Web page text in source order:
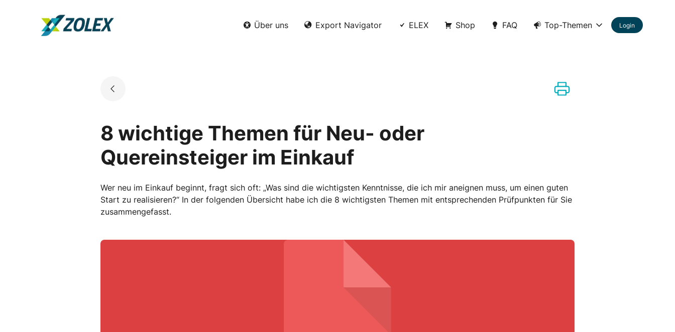
Go to landing page.
Über uns Export Navigator ELEX Shop FAQ Top-Themen Login
8 wichtige Themen für Neu- oder
Quereinsteiger im Einkauf
Wer neu im Einkauf beginnt, fragt sich oft: „Was sind die wichtigsten Kenntnisse, die ich mir aneignen muss, um einen guten
Start zu realisieren?“ In der folgenden Übersicht habe ich die 8 wichtigsten Themen mit entsprechenden Prüfpunkten für Sie
zusammengefasst.